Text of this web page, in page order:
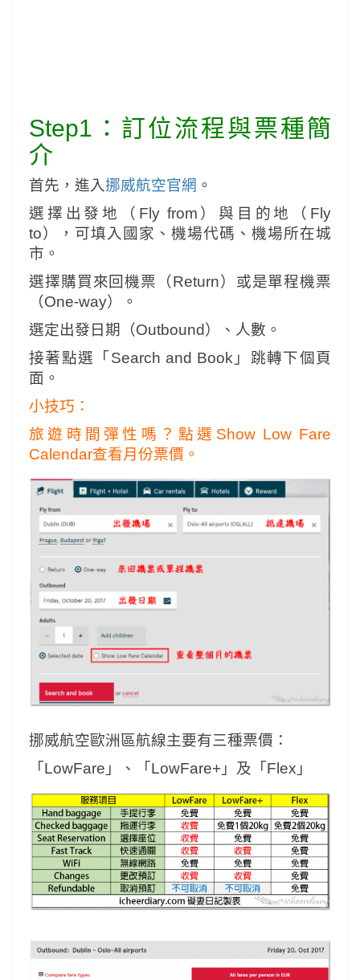
Step1：訂位流程與票種簡
介
首先，進入挪威航空官網 。
選擇出發地（Fly from） 與目的地（Fly
to），可填入國家、機場代碼、機場所在城
市。
選擇購買來回機票（Return）或是單程機票
（One-way）。
選定出發日期（Outbound）、人數。
接著點選「Search and Book」跳轉下個頁
面。
小技巧：
旅遊時間彈性嗎？點選Show Low Fare
Calendar查看月份票價。
挪威航空歐洲區航線主要有三種票價：
「LowFare」、「LowFare+」及「Flex」